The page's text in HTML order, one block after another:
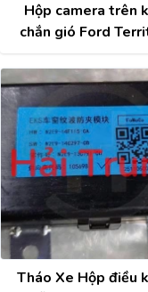
Hộp camera trên
chắn gió Ford
CA
Tháo Xe Hộp điều